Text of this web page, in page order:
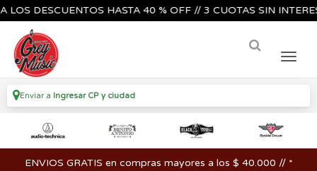
DESCUENTOS HASTA 40 % OFF // 3 CUOTAS SIN
Enviar a Ingresar CP y ciudad
ENVIOS GRATIS en compras mayores a los $ 40.000 // *